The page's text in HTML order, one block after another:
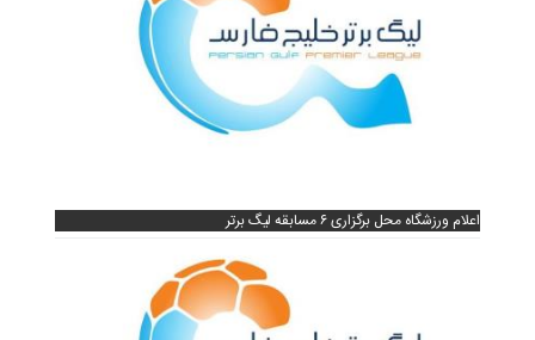
اعلام ورزشگاه محل برگزاری ۶ مسابقه لیگ برتر